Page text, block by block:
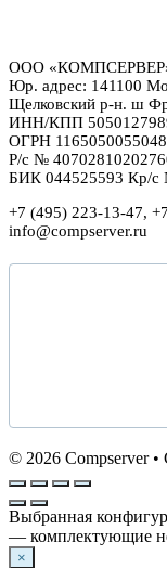
ООО
Юр. адрес: 141100
Щелковский р-н. ш
ИНН/КПП
ОГРН
Р/с №
БИК 044525593 Кр/с
+7 (495) 223-13-47,
info@compserver.ru
© 2026 Compserver•
Выбранная
— комплектующие
×